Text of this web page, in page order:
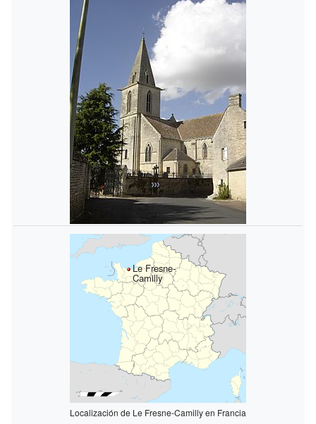
Le Fresne-
Camilly
Localización de Le Fresne-Camilly en Francia